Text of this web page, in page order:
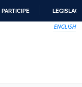
PARTICIPE
ENGLISH